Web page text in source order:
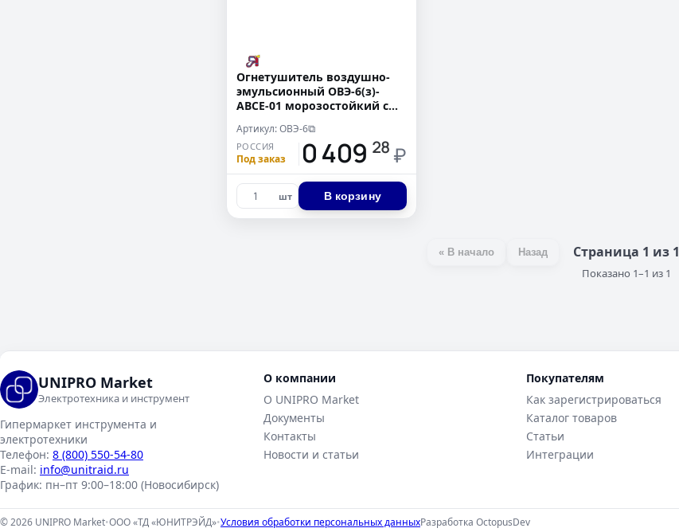
Огнетушитель воздушно-
эмульсионный ОВЭ-6(з)-
АВСЕ-01 морозостойкий с
Артикул: ОВЭ-6⧉
РОССИЯ
Под заказ 10 409 28 ₽
шт В корзину
« В начало Назад Страница 1 из 1
Показано 1–1 из 1
UNIPRO Market
Электротехника и инструмент
Гипермаркет инструмента и
электротехники
Телефон: 8 (800) 550-54-80
E-mail: info@unitraid.ru
График: пн–пт 9:00–18:00 (Новосибирск)
О компании
О UNIPRO Market
Документы
Контакты
Новости и статьи
Покупателям
Как зарегистрироваться
Каталог товаров
Статьи
Интеграции
© 2026 UNIPRO Market•ООО «ТД «ЮНИТРЭЙД»•Условия обработки персональных данныхРазработка OctopusDev